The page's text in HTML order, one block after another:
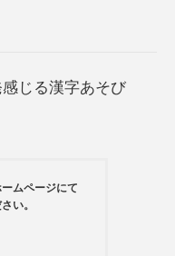
じる漢字あそび
ムページにて
い。